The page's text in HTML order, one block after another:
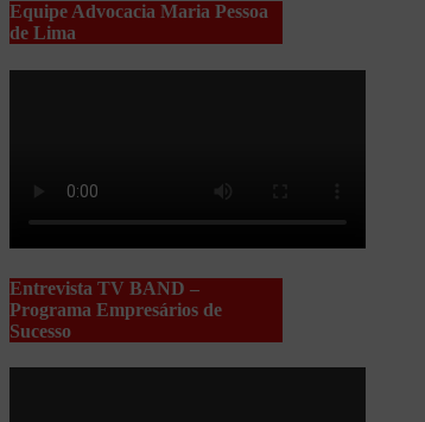
Equipe Advocacia Maria Pessoa
de Lima
Entrevista TV BAND –
Programa Empresários de
Sucesso